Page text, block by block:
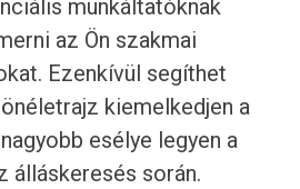
munkáltatóknak
az Ön szakmai
Ezenkívül segíthet
kiemelkedjen a
esélye legyen a
álláskeresés során.